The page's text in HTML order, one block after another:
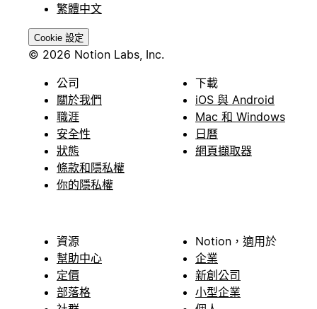
繁體中文
Cookie 設定
© 2026 Notion Labs, Inc.
公司
關於我們
職涯
安全性
狀態
條款和隱私權
你的隱私權
下載
iOS 與 Android
Mac 和 Windows
日曆
網頁擷取器
資源
幫助中心
定價
部落格
Notion，適用於
企業
新創公司
小型企業